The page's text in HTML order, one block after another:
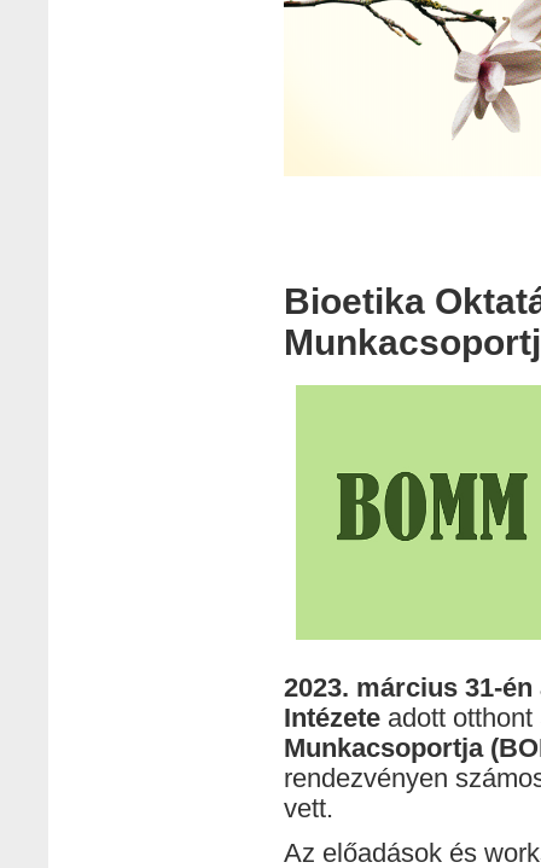
Bioetika
2023. március 31-
Intézete adott
Munkacsoportja
rendezvényen
vett.
Az előadások és